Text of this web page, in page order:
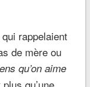
rappelaient
de mère ou
qu’on aime